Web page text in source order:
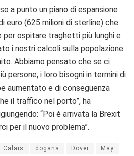
a punto un piano di espansione
euro (625 milioni di sterline) che
per ospitare traghetti più lunghi e
i nostri calcoli sulla popolazione
Abbiamo pensato che se ci
persone, i loro bisogni in termini di
aumentato e di conseguenza
il traffico nel porto”, ha
“Poi è arrivata la Brexit
per il nuovo problema”.
Calais dogana Dover May